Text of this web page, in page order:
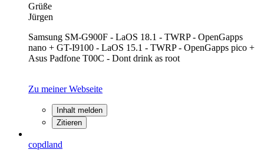
Grüße
Jürgen
Samsung SM-G900F - LaOS 18.1 - TWRP - OpenGapps
nano + GT-I9100 - LaOS 15.1 - TWRP - OpenGapps pico +
Asus Padfone T00C - Dont drink as root
Zu meiner Webseite
Inhalt melden
Zitieren
copdland